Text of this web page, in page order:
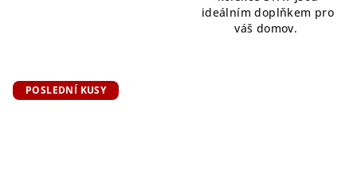
ideálním doplňkem pro
váš domov.
POSLEDNÍ KUSY